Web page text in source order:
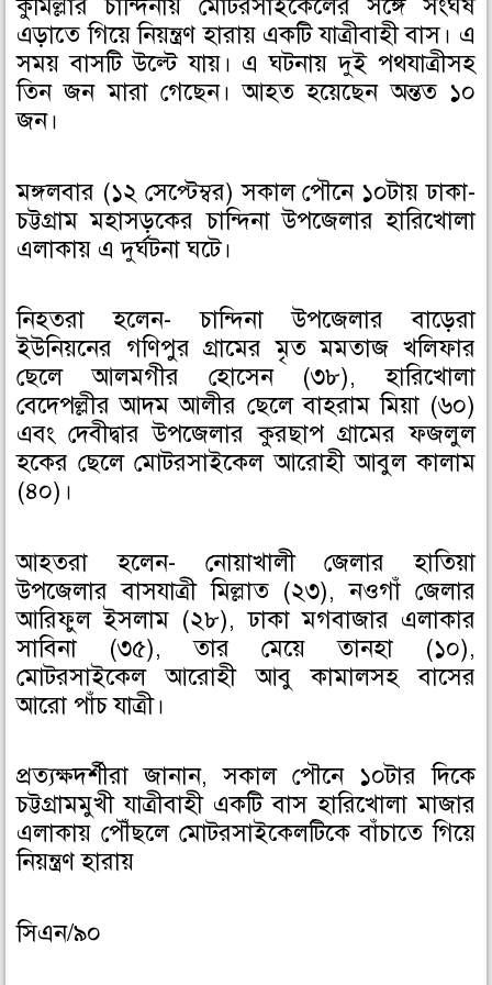
b
o
o
t
o
n
n
কুমিল্লার চান্দিনায় মোটরসাইকেলের সঙ্গে সংঘর্ষ
এড়াতে গিয়ে নিয়ন্ত্রণ হারায় একটি যাত্রীবাহী বাস। এ
সময় বাসটি উল্টে যায়। এ ঘটনায় দুই পথযাত্রীসহ
তিন জন মারা গেছেন। আহত হয়েছেন অন্তত ১০
জন।
মঙ্গলবার (১২ সেপ্টেম্বর) সকাল পৌনে ১০টায় ঢাকা-
চট্টগ্রাম মহাসড়কের চান্দিনা উপজেলার হারিখোলা
এলাকায় এ দুর্ঘটনা ঘটে।
নিহতরা হলেন- চান্দিনা উপজেলার বাড়েরা
ইউনিয়নের গণিপুর গ্রামের মৃত মমতাজ খলিফার
ছেলে আলমগীর হোসেন (৩৮), হারিখোলা
বেদেপল্লীর আদম আলীর ছেলে বাহরাম মিয়া (৬০)
এবং দেবীদ্বার উপজেলার কুরছাপ গ্রামের ফজলুল
হকের ছেলে মোটরসাইকেল আরোহী আবুল কালাম
(৪০)।
আহতরা হলেন- নোয়াখালী জেলার হাতিয়া
উপজেলার বাসযাত্রী মিল্লাত (২৩), নওগাঁ জেলার
আরিফুল ইসলাম (২৮), ঢাকা মগবাজার এলাকার
সাবিনা (৩৫), তার মেয়ে তানহা (১০),
মোটরসাইকেল আরোহী আবু কামালসহ বাসের
আরো পাঁচ যাত্রী।
প্রত্যক্ষদর্শীরা জানান, সকাল পৌনে ১০টার দিকে
চট্টগ্রামমুখী যাত্রীবাহী একটি বাস হারিখোলা মাজার
এলাকায় পৌঁছলে মোটরসাইকেলটিকে বাঁচাতে গিয়ে
নিয়ন্ত্রণ হারায়
সিএন/৯০